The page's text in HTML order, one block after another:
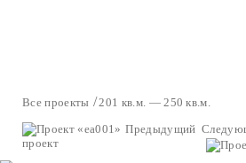
Все проекты
201 кв.м. — 250 кв.м.
Предыдущий
проект